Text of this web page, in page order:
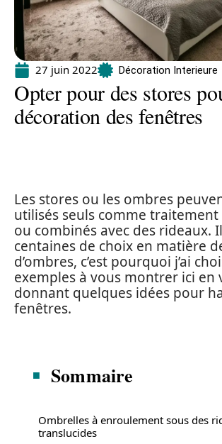
27 juin 2022 Décoration Interieure
Opter pour des stores
décoration des fenêtres
Les stores ou les ombres
utilisés seuls comme
ou combinés avec des rideaux.
centaines de choix en matière
d’ombres, c’est pourquoi j’ai
exemples à vous montrer ici en
donnant quelques idées pour
fenêtres.
Sommaire
Ombrelles à enroulement sous des
translucides